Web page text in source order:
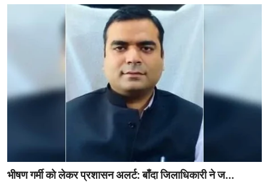
भीषण गर्मी को लेकर प्रशासन अलर्ट: बाँदा जिलाधिकारी ने ज...